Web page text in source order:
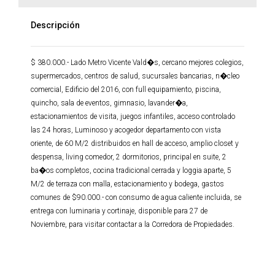
Descripción
$ 380.000.- Lado Metro Vicente Vald�s, cercano mejores colegios,
supermercados, centros de salud, sucursales bancarias, n�cleo
comercial, Edificio del 2016, con full equipamiento, piscina,
quincho, sala de eventos, gimnasio, lavander�a,
estacionamientos de visita, juegos infantiles, acceso controlado
las 24 horas, Luminoso y acogedor departamento con vista
oriente, de 60 M/2 distribuidos en hall de acceso, amplio closet y
despensa, living comedor, 2 dormitorios, principal en suite, 2
ba�os completos, cocina tradicional cerrada y loggia aparte, 5
M/2 de terraza con malla, estacionamiento y bodega, gastos
comunes de $90.000.- con consumo de agua caliente incluida, se
entrega con luminaria y cortinaje, disponible para 27 de
Noviembre, para visitar contactar a la Corredora de Propiedades.